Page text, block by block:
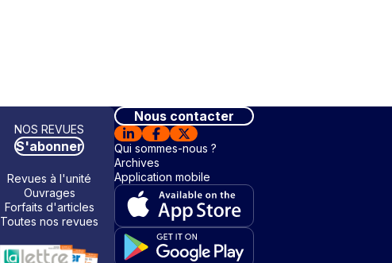
NOS REVUES
S'abonner
Revues à l'unité
Ouvrages
Forfaits d'articles
Toutes nos revues
Nous contacter
Qui sommes-nous ?
Archives
Application mobile